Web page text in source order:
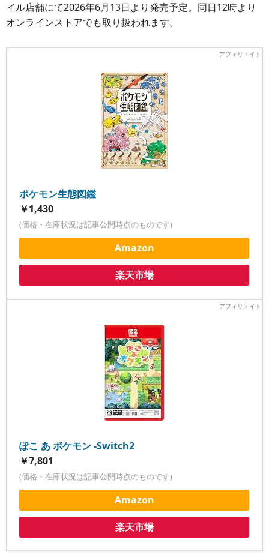
イル店舗にて2026年6月13日より発売予定。同日12時より
オンラインストアでも取り扱われます。
ポケモン生態図鑑
￥1,430
(価格・在庫状況は記事公開時点のものです)
Amazon
楽天市場
ぽこ あ ポケモン -Switch2
￥7,801
(価格・在庫状況は記事公開時点のものです)
Amazon
楽天市場